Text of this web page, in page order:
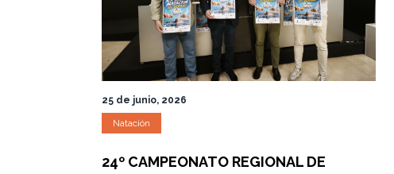
25 de junio, 2026
Natación
24º CAMPEONATO REGIONAL DE